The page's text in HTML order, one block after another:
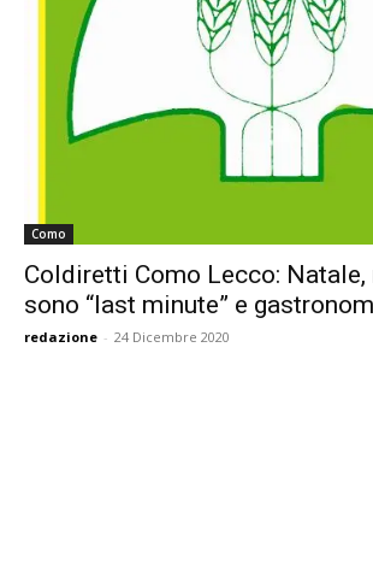
Como
Coldiretti Como Lecco:
sono “last minute” e
redazione - 24 Dicembre 2020